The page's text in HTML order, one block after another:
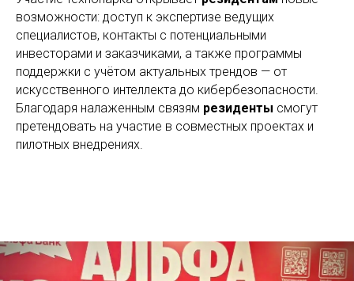
возможности: доступ к экспертизе ведущих
специалистов, контакты с потенциальными
инвесторами и заказчиками, а также программы
поддержки с учётом актуальных трендов — от
искусственного интеллекта до кибербезопасности.
Благодаря налаженным связям резиденты смогут
претендовать на участие в совместных проектах и
пилотных внедрениях.